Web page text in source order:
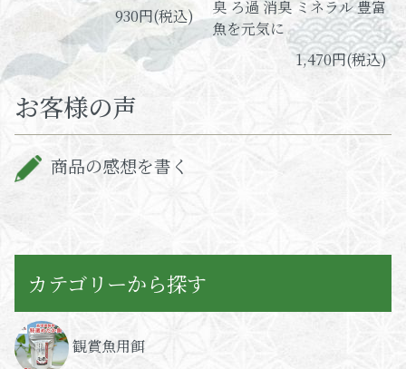
カテゴリーから探す
観賞魚用餌
930円(税込)
臭 ろ過 消臭 ミネラル 豊富
魚を元気に
1,470円(税込)
お客様の声
商品の感想を書く